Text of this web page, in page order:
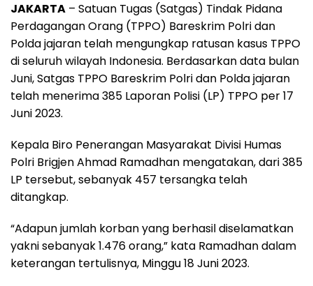
c
e
b
o
o
k
a
t
s
A
p
l
e
g
r
a
r
e
a
d
s
a
r
e
JAKARTA – Satuan Tugas (Satgas) Tindak Pidana
Perdagangan Orang (TPPO) Bareskrim Polri dan
Polda jajaran telah mengungkap ratusan kasus TPPO
di seluruh wilayah Indonesia. Berdasarkan data bulan
Juni, Satgas TPPO Bareskrim Polri dan Polda jajaran
telah menerima 385 Laporan Polisi (LP) TPPO per 17
Juni 2023.
Kepala Biro Penerangan Masyarakat Divisi Humas
Polri Brigjen Ahmad Ramadhan mengatakan, dari 385
LP tersebut, sebanyak 457 tersangka telah
ditangkap.
“Adapun jumlah korban yang berhasil diselamatkan
yakni sebanyak 1.476 orang,” kata Ramadhan dalam
keterangan tertulisnya, Minggu 18 Juni 2023.